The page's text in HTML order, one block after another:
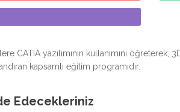
CATIA yazılımının kullanımını
kapsamlı eğitim programıdır.
Edecekleriniz